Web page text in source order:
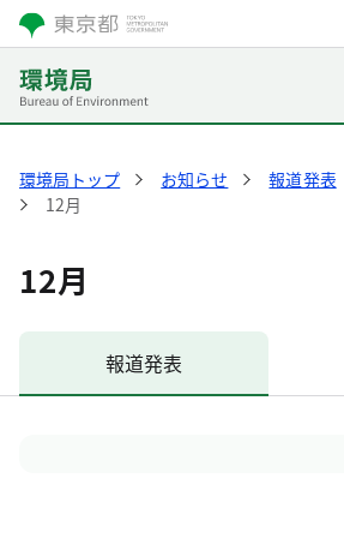
環境局トップ お知らせ 報道発表
12月
12月
報道発表